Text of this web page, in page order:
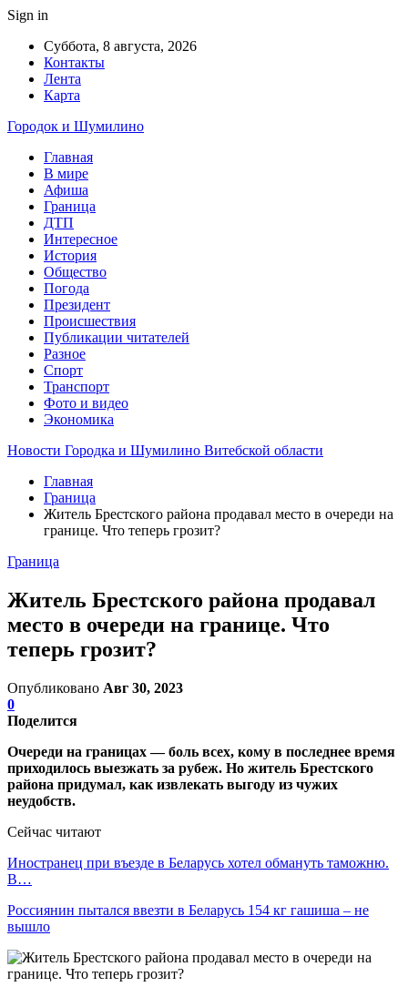
Sign in
Суббота, 8 августа, 2026
Контакты
Лента
Карта
Городок и Шумилино
Главная
В мире
Афиша
Граница
ДТП
Интересное
История
Общество
Погода
Президент
Происшествия
Публикации читателей
Разное
Спорт
Транспорт
Фото и видео
Экономика
Новости Городка и Шумилино Витебской области
Главная
Граница
Житель Брестского района продавал место в очереди на
границе. Что теперь грозит?
Граница
Житель Брестского района продавал
место в очереди на границе. Что
теперь грозит?
Опубликовано Авг 30, 2023
0
Поделится
Очереди на границах — боль всех, кому в последнее время
приходилось выезжать за рубеж. Но житель Брестского
района придумал, как извлекать выгоду из чужих
неудобств.
Сейчас читают
Иностранец при въезде в Беларусь хотел обмануть таможню.
В…
Россиянин пытался ввезти в Беларусь 154 кг гашиша – не
вышло